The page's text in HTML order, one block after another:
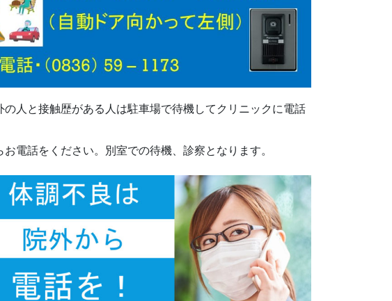
人と接触歴がある人は駐車場で待機してクリニックに電話
電話をください。別室での待機、診察となります。